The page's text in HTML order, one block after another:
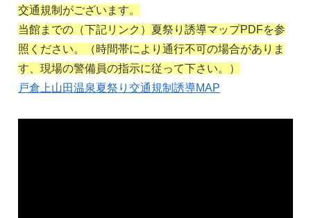
交通規制がございます。
当館までの（下記リンク）夏祭り誘導マップPDFを参
照ください。（時間帯により通行不可の場合がありま
す、現場の警備員の指示に従って下さい。）
戸倉上山田温泉夏祭り交通規制誘導MAP